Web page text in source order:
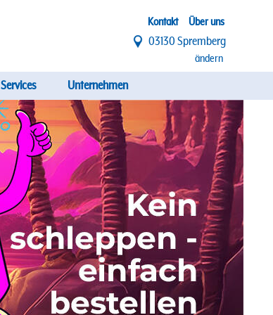
Top
Menü
Kontakt Über uns
03130 Spremberg
ändern
Services Unternehmen